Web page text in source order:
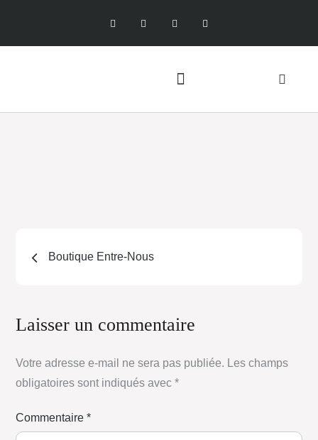
Boutique Entre-Nous
Laisser un commentaire
Votre adresse e-mail ne sera pas publiée. Les champs
obligatoires sont indiqués avec*
Commentaire*